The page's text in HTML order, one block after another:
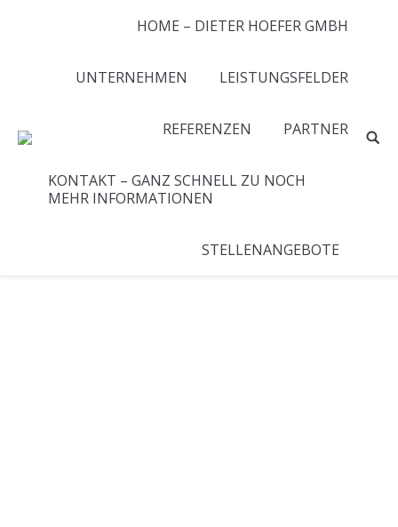
HOME – DIETER HOEFER GMBH
UNTERNEHMEN LEISTUNGSFELDER
REFERENZEN PARTNER
KONTAKT – GANZ SCHNELL ZU NOCH
MEHR INFORMATIONEN
STELLENANGEBOTE